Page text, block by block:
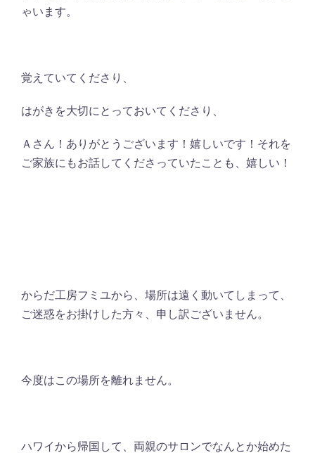
ゃいます。
覚えていてくださり、
はがきを大切にとっておいてくださり、
Ａさん！ありがとうございます！嬉しいです！それを
ご家族にもお話してくださっていたことも、嬉しい！
からだ工房フミユから、場所は遠く動いてしまって、
ご迷惑をお掛けした方々、申し訳ございません。
今度はこの場所を離れません。
ハワイから帰国して、両親のサロンでなんとか始めた